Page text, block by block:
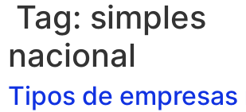
Tag: simples
nacional
Tipos de empresas